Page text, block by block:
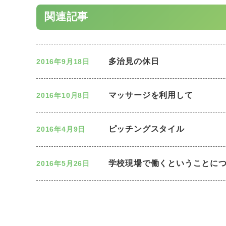
関連記事
多治見の休日
2016年9月18日
マッサージを利用して
2016年10月8日
ピッチングスタイル
2016年4月9日
学校現場で働くということに
2016年5月26日